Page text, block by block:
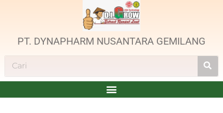
PT. DYNAPHARM NUSANTARA GEMILANG